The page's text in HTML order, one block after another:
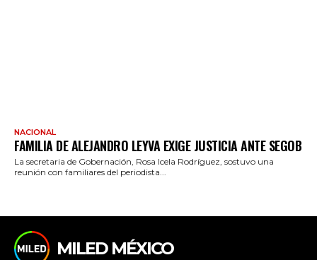
NACIONAL
FAMILIA DE ALEJANDRO LEYVA EXIGE JUSTICIA ANTE SEGOB
La secretaria de Gobernación, Rosa Icela Rodríguez, sostuvo una
reunión con familiares del periodista...
MILED MÉXICO